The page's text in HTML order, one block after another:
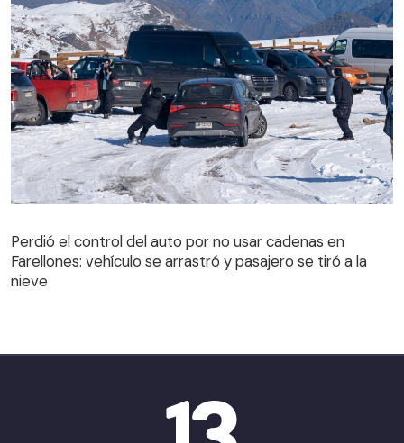
Farellones: vehículo se arrastró y pasajero se tiró a la
nieve
Perdió el control del auto por no usar cadenas en
Farellones: vehículo se arrastró y pasajero se tiró a la
nieve